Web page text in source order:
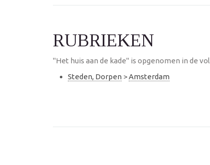
RUBRIEKEN
"Het huis aan de kade" is opgenomen in de
Steden, Dorpen >Amsterdam